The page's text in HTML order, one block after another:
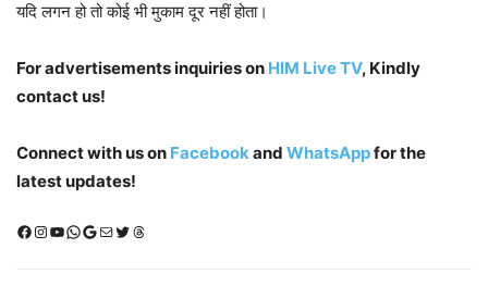
यदि लगन हो तो कोई भी मुकाम दूर नहीं होता।
For advertisements inquiries on HIM Live TV, Kindly
contact us!
Connect with us on Facebookand WhatsAppfor the
latest updates!
Facebook
Instagram
YouTube
WhatsApp
Google
MailX (Twitter)
Threads